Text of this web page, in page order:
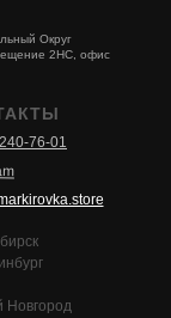
76-01
Новгород
Округ
2НС, офис